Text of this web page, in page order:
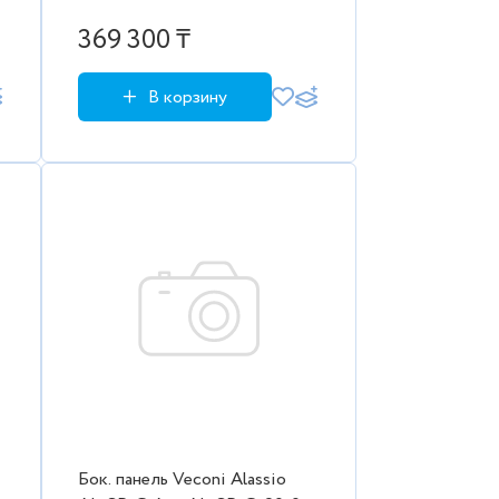
прозр.освет./8мм (890-
369 300 ₸
В корзину
Бок. панель Veconi Alassio